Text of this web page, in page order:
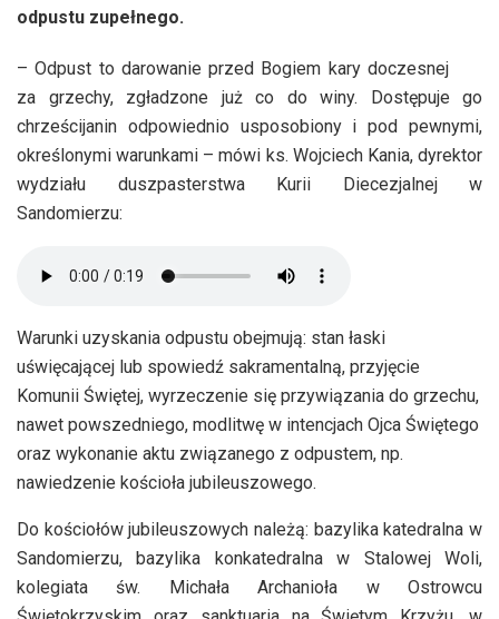
odpustu zupełnego.
– Odpust to darowanie przed Bogiem kary doczesnej
za grzechy, zgładzone już co do winy. Dostępuje go
chrześcijanin odpowiednio usposobiony i pod pewnymi,
określonymi warunkami – mówi ks. Wojciech Kania, dyrektor
wydziału duszpasterstwa Kurii Diecezjalnej w
Sandomierzu:
Warunki uzyskania odpustu obejmują: stan łaski
uświęcającej lub spowiedź sakramentalną, przyjęcie
Komunii Świętej, wyrzeczenie się przywiązania do grzechu,
nawet powszedniego, modlitwę w intencjach Ojca Świętego
oraz wykonanie aktu związanego z odpustem, np.
nawiedzenie kościoła jubileuszowego.
Do kościołów jubileuszowych należą: bazylika katedralna w
Sandomierzu, bazylika konkatedralna w Stalowej Woli,
kolegiata św. Michała Archanioła w Ostrowcu